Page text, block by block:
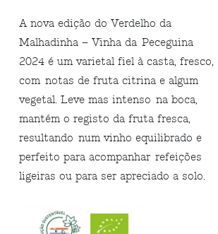
A nova edição do Verdelho da
Malhadinha – Vinha da Peceguina
2024 é um varietal fiel à casta, fresco,
com notas de fruta citrina e algum
vegetal. Leve mas intenso na boca,
mantém o registo da fruta fresca,
resultando num vinho equilibrado e
perfeito para acompanhar refeições
ligeiras ou para ser apreciado a solo.